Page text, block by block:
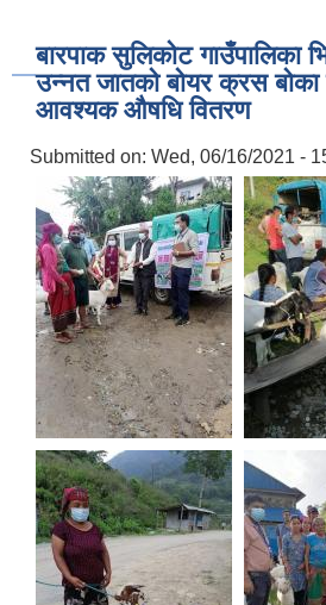
बारपाक सुलिकोट गाउँपालिका
उन्नत जातको बोयर क्रस बोका
आवश्यक औषधि वितरण
Submitted on: Wed, 06/16/2021 -